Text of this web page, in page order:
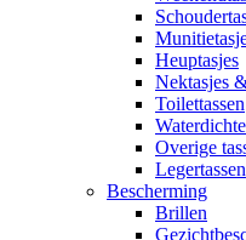
Heuptasjes
Nektasjes
Toilettassen
Overige
Legertassen
Bescherming
Brillen